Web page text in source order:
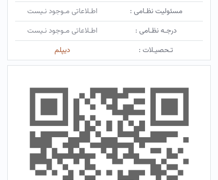
مسئولیت نظـامی :
اطـلاعاتی مـوجود نـیست
درجـه نظـامی :
اطـلاعاتی مـوجود نـیست
تـحصیـلات :
دیپلم